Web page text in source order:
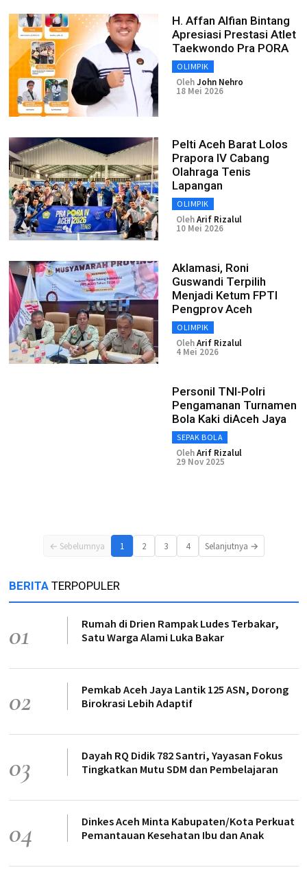
H. Affan Alfian Bintang
Apresiasi Prestasi Atlet
Taekwondo Pra PORA
OLIMPIK
OlehJohn Nehro
18 Mei 2026
Pelti Aceh Barat Lolos
Prapora IV Cabang
Olahraga Tenis
Lapangan
OLIMPIK
OlehArif Rizalul
10 Mei 2026
Aklamasi, Roni
Guswandi Terpilih
Menjadi Ketum FPTI
Pengprov Aceh
OLIMPIK
OlehArif Rizalul
4 Mei 2026
Personil TNI-Polri
Pengamanan Turnamen
Bola Kaki diAceh Jaya
SEPAK BOLA
OlehArif Rizalul
29 Nov 2025
← Sebelumnya 1 2 3 4 Selanjutnya →
BERITA TERPOPULER
01
Rumah di Drien Rampak Ludes Terbakar,
Satu Warga Alami Luka Bakar
02
Pemkab Aceh Jaya Lantik 125 ASN, Dorong
Birokrasi Lebih Adaptif
03
Dayah RQ Didik 782 Santri, Yayasan Fokus
Tingkatkan Mutu SDM dan Pembelajaran
04
Dinkes Aceh Minta Kabupaten/Kota Perkuat
Pemantauan Kesehatan Ibu dan Anak